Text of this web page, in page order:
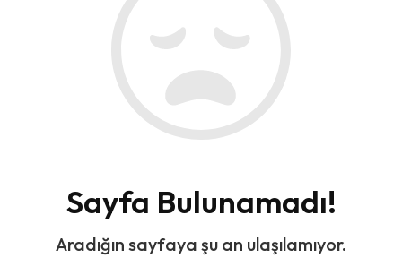
Sayfa Bulunamadı!
Aradığın sayfaya şu an ulaşılamıyor.